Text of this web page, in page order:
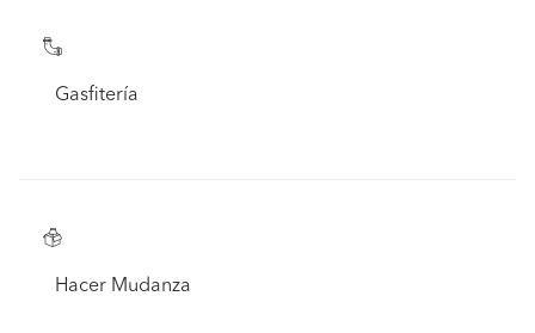
Gasfitería
Hacer Mudanza